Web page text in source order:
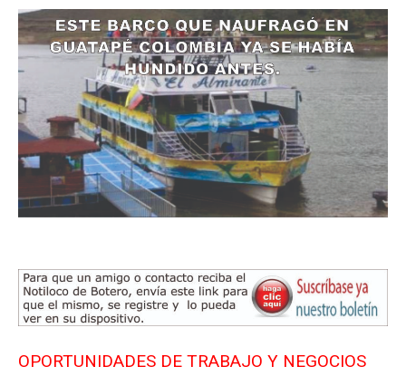
OPORTUNIDADES DE TRABAJO Y NEGOCIOS